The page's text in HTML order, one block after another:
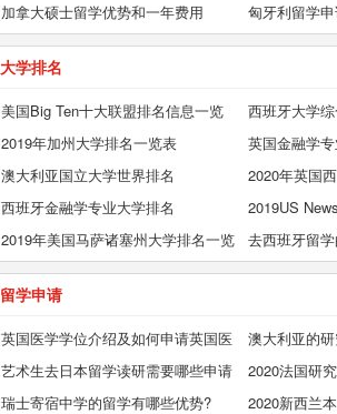
择？
加拿大硕士留学优势和一年费用
匈牙利留学
大学排名
美国Big Ten十大联盟排名信息一览
西班牙大学
2019年加州大学排名一览表
英国金融学
澳大利亚国立大学世界排名
2020年英国
西班牙金融学专业大学排名
2019US
其简介
2019年美国马萨诸塞州大学排名一览
表
去西班牙留
留学申请
英国医学学位介绍及如何申请英国医
学院
澳大利亚的
方式
艺术生去日本留学读研需要哪些申请
条件？
2020法国研
解
瑞士寄宿中学的留学有哪些优势?
2020新西兰